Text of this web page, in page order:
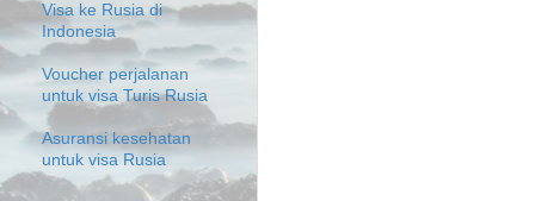
Visa ke Rusia di
Indonesia
Voucher perjalanan
untuk visa Turis Rusia
Asuransi kesehatan
untuk visa Rusia